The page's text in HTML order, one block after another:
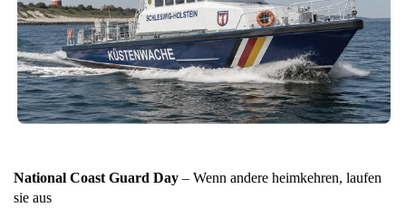
National Coast Guard Day – Wenn andere heimkehren, laufen
sie aus